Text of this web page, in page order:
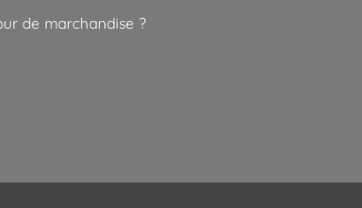
de marchandise ?